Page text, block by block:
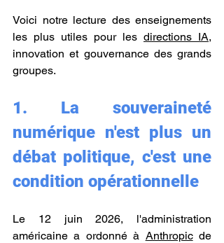
Voici notre lecture des enseignements
les plus utiles pour les directions IA,
innovation et gouvernance des grands
groupes.
1. La souveraineté
numérique n'est plus un
débat politique, c'est une
condition opérationnelle
Le 12 juin 2026, l'administration
américaine a ordonné à Anthropic de